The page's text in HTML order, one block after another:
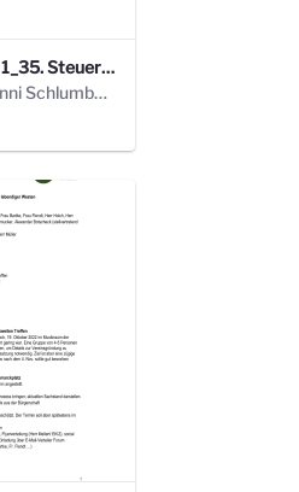
20230517 Anlage 1_35. Steuerungskreis.pdf
vor 2 Jahren von Anni Schlumberger